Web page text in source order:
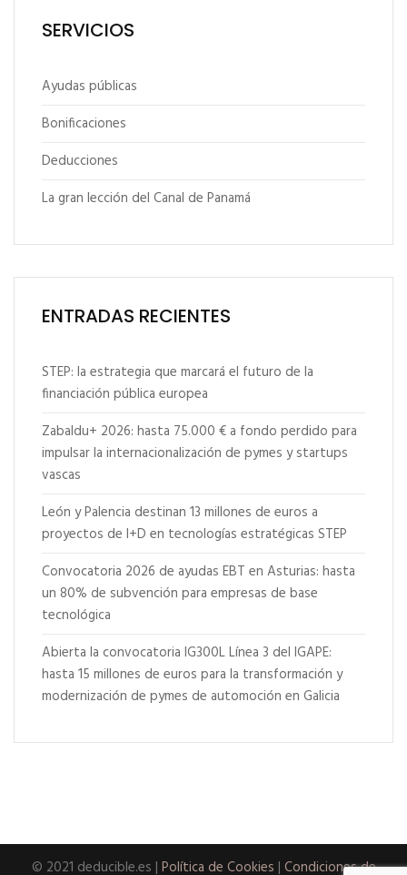
SERVICIOS
Ayudas públicas
Bonificaciones
Deducciones
La gran lección del Canal de Panamá
ENTRADAS RECIENTES
STEP: la estrategia que marcará el futuro de la
financiación pública europea
Zabaldu+ 2026: hasta 75.000 € a fondo perdido para
impulsar la internacionalización de pymes y startups
vascas
León y Palencia destinan 13 millones de euros a
proyectos de I+D en tecnologías estratégicas STEP
Convocatoria 2026 de ayudas EBT en Asturias: hasta
un 80% de subvención para empresas de base
tecnológica
Abierta la convocatoria IG300L Línea 3 del IGAPE:
hasta 15 millones de euros para la transformación y
modernización de pymes de automoción en Galicia
© 2021 deducible.es | Política de Cookies | Condiciones de